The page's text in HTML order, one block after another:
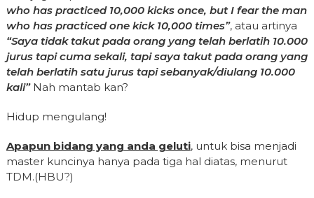
who has practiced 10,000 kicks once, but I fear the man
who has practiced one kick 10,000 times”, atau artinya
“Saya tidak takut pada orang yang telah berlatih 10.000
jurus tapi cuma sekali, tapi saya takut pada orang yang
telah berlatih satu jurus tapi sebanyak/diulang 10.000
kali” Nah mantab kan?
Hidup mengulang!
Apapun bidang yang anda geluti, untuk bisa menjadi
master kuncinya hanya pada tiga hal diatas, menurut
TDM.(HBU?)